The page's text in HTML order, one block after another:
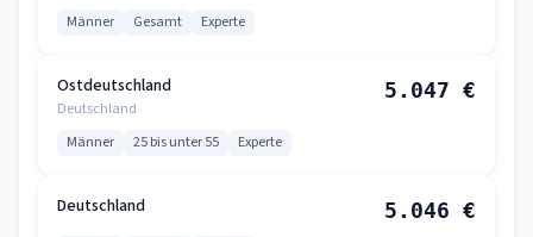
Männer Gesamt Experte
Ostdeutschland
Deutschland
5.047 €
Männer 25 bis unter 55 Experte
Deutschland 5.046 €